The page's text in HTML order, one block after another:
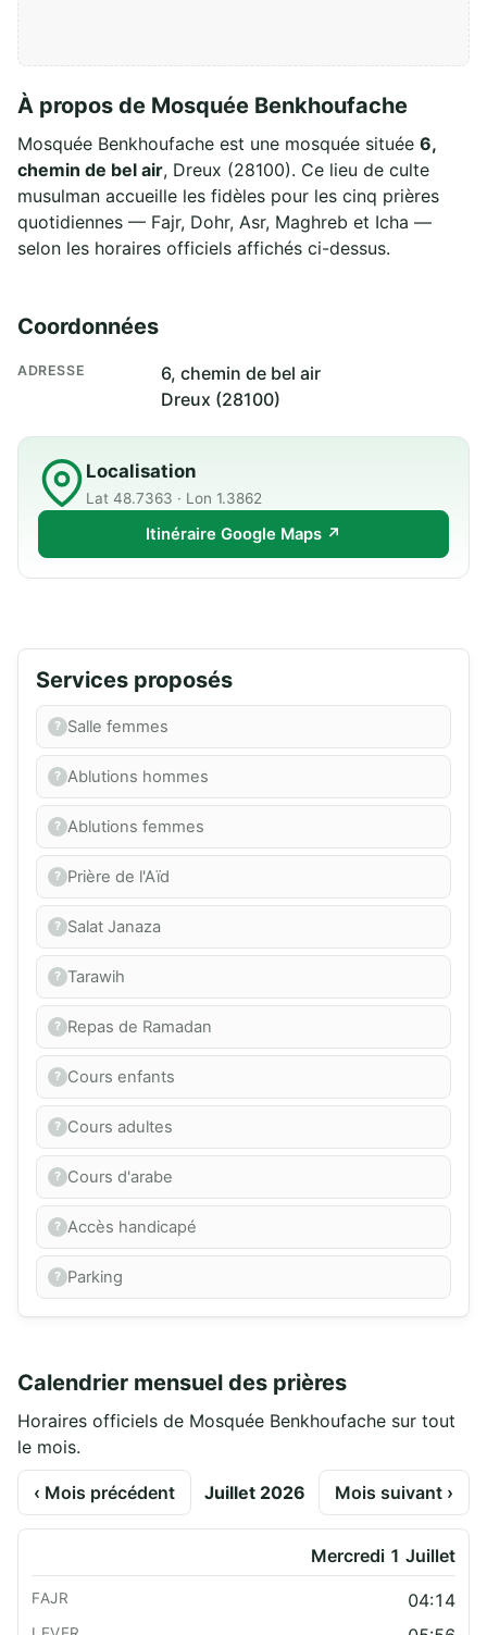
À propos de Mosquée Benkhoufache
Mosquée Benkhoufache est une mosquée située 6,
chemin de bel air, Dreux (28100). Ce lieu de culte
musulman accueille les fidèles pour les cinq prières
quotidiennes — Fajr, Dohr, Asr, Maghreb et Icha —
selon les horaires officiels affichés ci-dessus.
Coordonnées
ADRESSE
6, chemin de bel air
Dreux (28100)
Localisation
Lat 48.7363 · Lon 1.3862
Itinéraire Google Maps ↗
Services proposés
Salle femmes
Ablutions hommes
Ablutions femmes
Prière de l'Aïd
Salat Janaza
Tarawih
Repas de Ramadan
Cours enfants
Cours adultes
Cours d'arabe
Accès handicapé
Parking
Calendrier mensuel des prières
Horaires officiels de Mosquée Benkhoufache sur tout
le mois.
‹ Mois précédent Juillet 2026 Mois suivant ›
Mercredi 1 Juillet
04:14